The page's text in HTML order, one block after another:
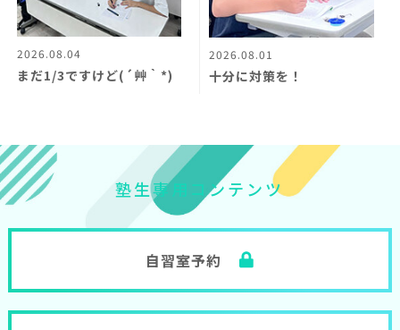
2026.08.04
まだ1/3ですけど(´艸｀*)
2026.08.01
十分に対策を！
塾生専用 コンテ ンツ
自習室予約